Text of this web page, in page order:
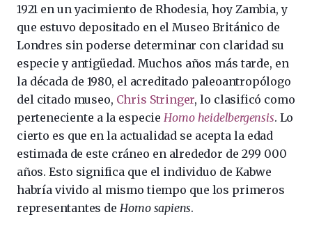
1921 en un yacimiento de Rhodesia, hoy Zambia, y
que estuvo depositado en el Museo Británico de
Londres sin poderse determinar con claridad su
especie y antigüedad. Muchos años más tarde, en
la década de 1980, el acreditado paleoantropólogo
del citado museo, Chris Stringer, lo clasificó como
perteneciente a la especieHomo heidelbergensis. Lo
cierto es que en la actualidad se acepta la edad
estimada de este cráneo en alrededor de 299 000
años. Esto significa que el individuo de Kabwe
habría vivido al mismo tiempo que los primeros
representantes deHomo sapiens.